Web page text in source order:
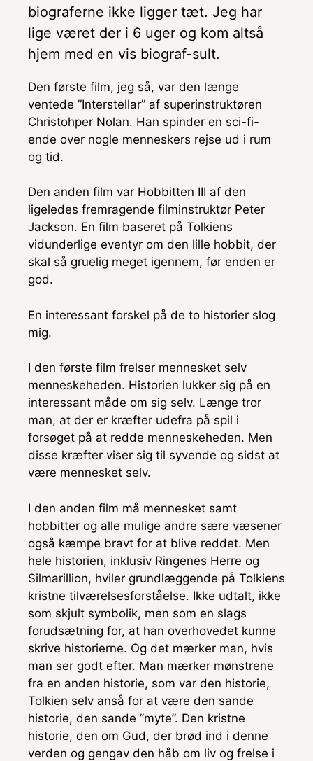
biograferne ikke ligger tæt. Jeg har
lige været der i 6 uger og kom altså
hjem med en vis biograf-sult.
Den første film, jeg så, var den længe
ventede ”Interstellar” af superinstruktøren
Christohper Nolan. Han spinder en sci-fi-
ende over nogle menneskers rejse ud i rum
og tid.
Den anden film var Hobbitten III af den
ligeledes fremragende filminstruktør Peter
Jackson. En film baseret på Tolkiens
vidunderlige eventyr om den lille hobbit, der
skal så gruelig meget igennem, før enden er
god.
En interessant forskel på de to historier slog
mig.
I den første film frelser mennesket selv
menneskeheden. Historien lukker sig på en
interessant måde om sig selv. Længe tror
man, at der er kræfter udefra på spil i
forsøget på at redde menneskeheden. Men
disse kræfter viser sig til syvende og sidst at
være mennesket selv.
I den anden film må mennesket samt
hobbitter og alle mulige andre sære væsener
også kæmpe bravt for at blive reddet. Men
hele historien, inklusiv Ringenes Herre og
Silmarillion, hviler grundlæggende på Tolkiens
kristne tilværelsesforståelse. Ikke udtalt, ikke
som skjult symbolik, men som en slags
forudsætning for, at han overhovedet kunne
skrive historierne. Og det mærker man, hvis
man ser godt efter. Man mærker mønstrene
fra en anden historie, som var den historie,
Tolkien selv anså for at være den sande
historie, den sande ”myte”. Den kristne
historie, den om Gud, der brød ind i denne
verden og gengav den håb om liv og frelse i